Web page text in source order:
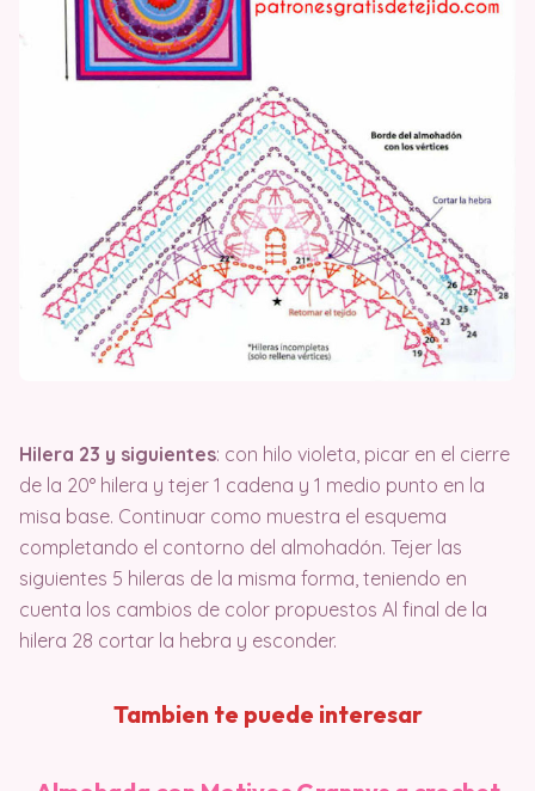
Hilera 23 y siguientes: con hilo violeta, picar en el cierre
de la 20° hilera y tejer 1 cadena y 1 medio punto en la
misa base. Continuar como muestra el esquema
completando el contorno del almohadón. Tejer las
siguientes 5 hileras de la misma forma, teniendo en
cuenta los cambios de color propuestos Al final de la
hilera 28 cortar la hebra y esconder.
Tambien te puede interesar